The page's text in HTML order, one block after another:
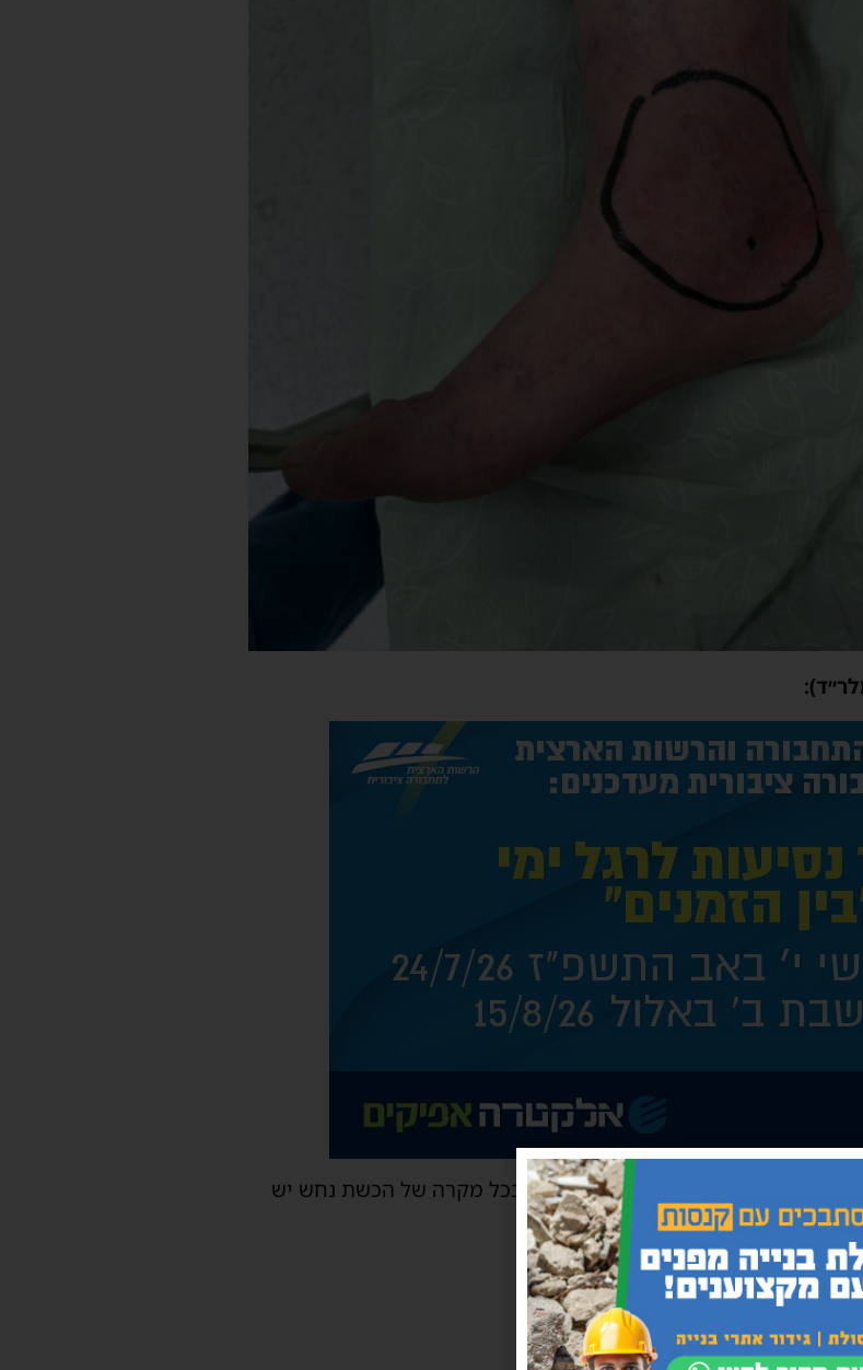
נחשים רבים מתעוררים משנת החורף. בכל מקרה של הכשת נחש יש